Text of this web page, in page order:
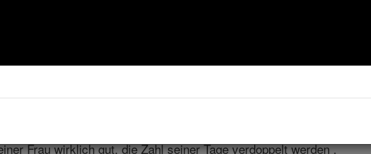
Jesus Sirach /
/ Sirach ⌄ Chapter 26 ⌄
Frau wirklich gut, die Zahl seiner Tage verdoppelt werden .